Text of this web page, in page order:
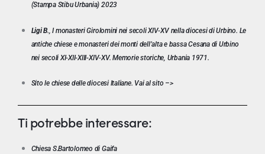
(Stampa Stibu Urbania) 2023
Ligi B., I monasteri Girolomini nei secoli XIV-XV nella diocesi di Urbino. Le
antiche chiese e monasteri dei monti dell’alta e bassa Cesana di Urbino
nei secoli XI-XII-XIII-XIV-XV. Memorie storiche, Urbania 1971.
Sito le chiese delle diocesi Italiane. Vai al sito –>
Ti potrebbe interessare:
Chiesa S.Bartolomeo di Gaifa